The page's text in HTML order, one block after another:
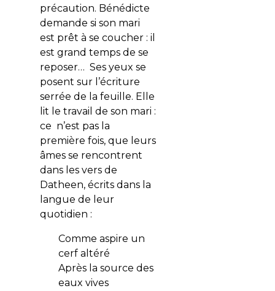
précaution. Bénédicte
demande si son mari
est prêt à se coucher : il
est grand temps de se
reposer… Ses yeux se
posent sur l’écriture
serrée de la feuille. Elle
lit le travail de son mari :
ce n’est pas la
première fois, que leurs
âmes se rencontrent
dans les vers de
Datheen, écrits dans la
langue de leur
quotidien :
Comme aspire un
cerf altéré
Après la source des
eaux vives